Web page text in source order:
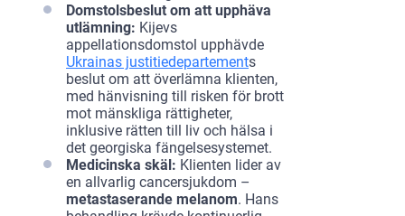
Domstolsbeslut om att upphäva
utlämning: Kijevs
appellationsdomstol upphävde
Ukrainas justitiedepartements
beslut om att överlämna klienten,
med hänvisning till risken för brott
mot mänskliga rättigheter,
inklusive rätten till liv och hälsa i
det georgiska fängelsesystemet.
Medicinska skäl: Klienten lider av
en allvarlig cancersjukdom –
metastaserande melanom. Hans